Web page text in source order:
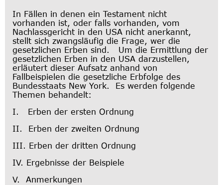
In Fällen in denen ein Testament nicht
vorhanden ist, oder falls vorhanden, vom
Nachlassgericht in den USA nicht anerkannt,
stellt sich zwangsläufig die Frage, wer die
gesetzlichen Erben sind. Um die Ermittlung der
gesetzlichen Erben in den USA darzustellen,
erläutert dieser Aufsatz anhand von
Fallbeispielen die gesetzliche Erbfolge des
Bundesstaats New York. Es werden folgende
Themen behandelt:
I. Erben der ersten Ordnung
II. Erben der zweiten Ordnung
III. Erben der dritten Ordnung
IV. Ergebnisse der Beispiele
V. Anmerkungen